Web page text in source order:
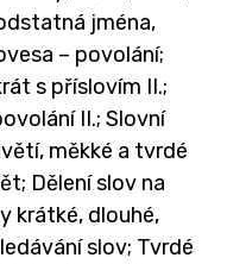
jména,
– povolání;
s příslovím II.;
II.; Slovní
měkké a tvrdé
Dělení slov na
krátké, dlouhé,
slov; Tvrdé